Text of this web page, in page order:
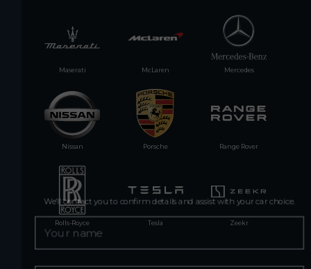
Maserati McLaren Mercedes
Rolls-Royce
Nissan
Tesla
Range Rover
Porsche
Zeekr